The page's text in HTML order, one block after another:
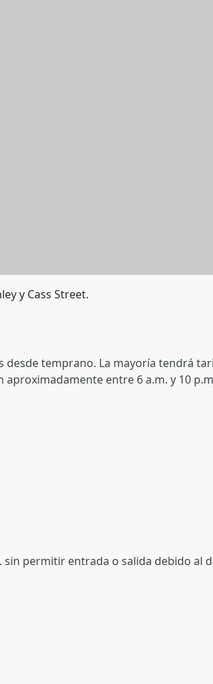
y Cass Street.
desde temprano. La mayoría tendrá
entre 6 a.m. y 10
sin permitir entrada o salida debido al